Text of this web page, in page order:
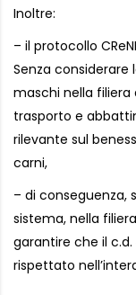
Inoltre:
– il protocollo
Senza considerare
maschi nella filiera
trasporto e
rilevante sul
carni,
– di conseguenza,
sistema, nella
garantire che il c.d.
rispettato